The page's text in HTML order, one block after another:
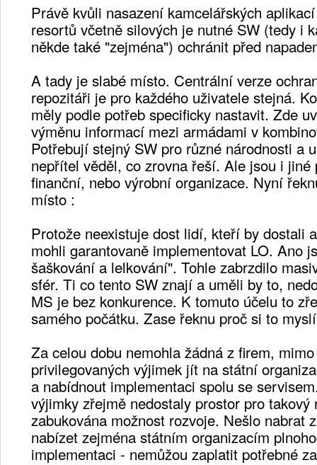
Právě kvůli nasazení kamcelářských
resortů včetně silových je nutné SW (tedy i
někde také "zejména") ochránit před
A tady je slabé místo. Centrální verze
repozitáři je pro každého uživatele stejná.
měly podle potřeb specificky nastavit. Zde
výměnu informací mezi armádami v
Potřebují stejný SW pro různé národnosti a
nepřítel věděl, co zrovna řeší. Ale jsou i
finanční, nebo výrobní organizace. Nyní
místo :
Protože neexistuje dost lidí, kteří by dostali
mohli garantovaně implementovat LO. Ano
šaškování a lelkování". Tohle zabrzdilo
sfér. Ti co tento SW znají a uměli by to,
MS je bez konkurence. K tomuto účelu to
samého počátku. Zase řeknu proč si to
Za celou dobu nemohla žádná z firem,
privilegovaných výjimek jít na státní
a nabídnout implementaci spolu se
výjimky zřejmě nedostaly prostor pro takový
zabukována možnost rozvoje. Nešlo nabrat
nabízet zejména státním organizacím
implementaci - nemůžou zaplatit potřebné